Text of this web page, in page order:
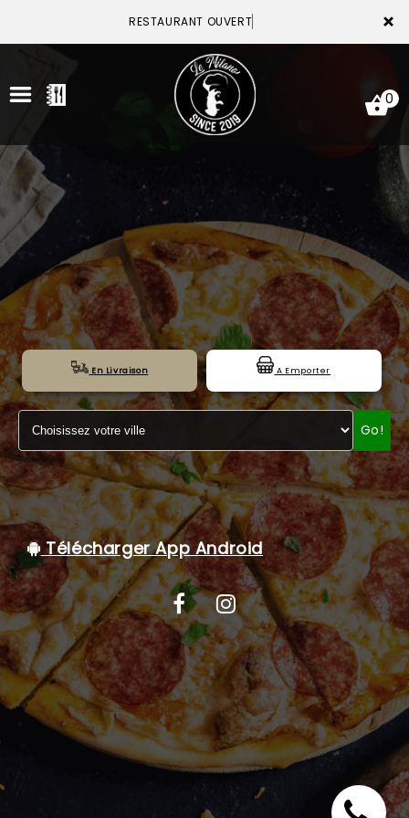
×
RESTAURANT OUVERT
ACCUEIL
LA CARTE
VOTRE COMPTE
NOTRE RESTAURANT
VOS AVIS
MENTIONS LÉGALES
C.G.V
0
En Livraison A Emporter
Go!
Télécharger App Android